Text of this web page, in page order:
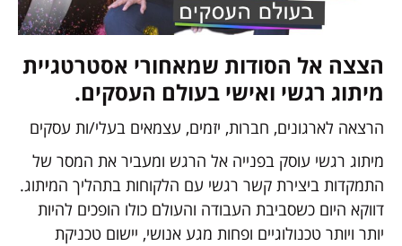
הצצה אל הסודות שמאחורי אסטרטגיית
מיתוג רגשי ואישי בעולם העסקים.
הרצאה לארגונים, חברות, יזמים, עצמאים בעלי/ות עסקים
מיתוג רגשי עוסק בפנייה אל הרגש ומעביר את המסר של
התמקדות ביצירת קשר רגשי עם הלקוחות בתהליך המיתוג.
דווקא היום כשסביבת העבודה והעולם כולו הופכים להיות
יותר ויותר טכנולוגיים ופחות מגע אנושי, יישום טכניקת